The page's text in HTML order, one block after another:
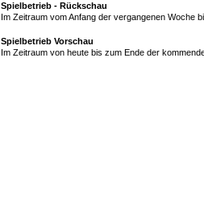
Spielbetrieb - Rückschau
Im Zeitraum vom Anfang der vergangenen Woche
Spielbetrieb Vorschau
Im Zeitraum von heute bis zum Ende der